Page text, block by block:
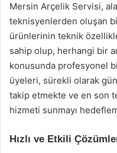
Mersin Arçelik Servisi,
teknisyenlerden oluşan
ürünlerinin teknik
sahip olup, herhangi bir
konusunda profesyonel
üyeleri, sürekli olarak
takip etmekte ve en son
hizmeti sunmayı
Hızlı ve Etkili